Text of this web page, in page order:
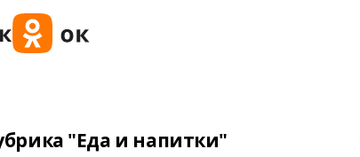
"Еда и напитки"